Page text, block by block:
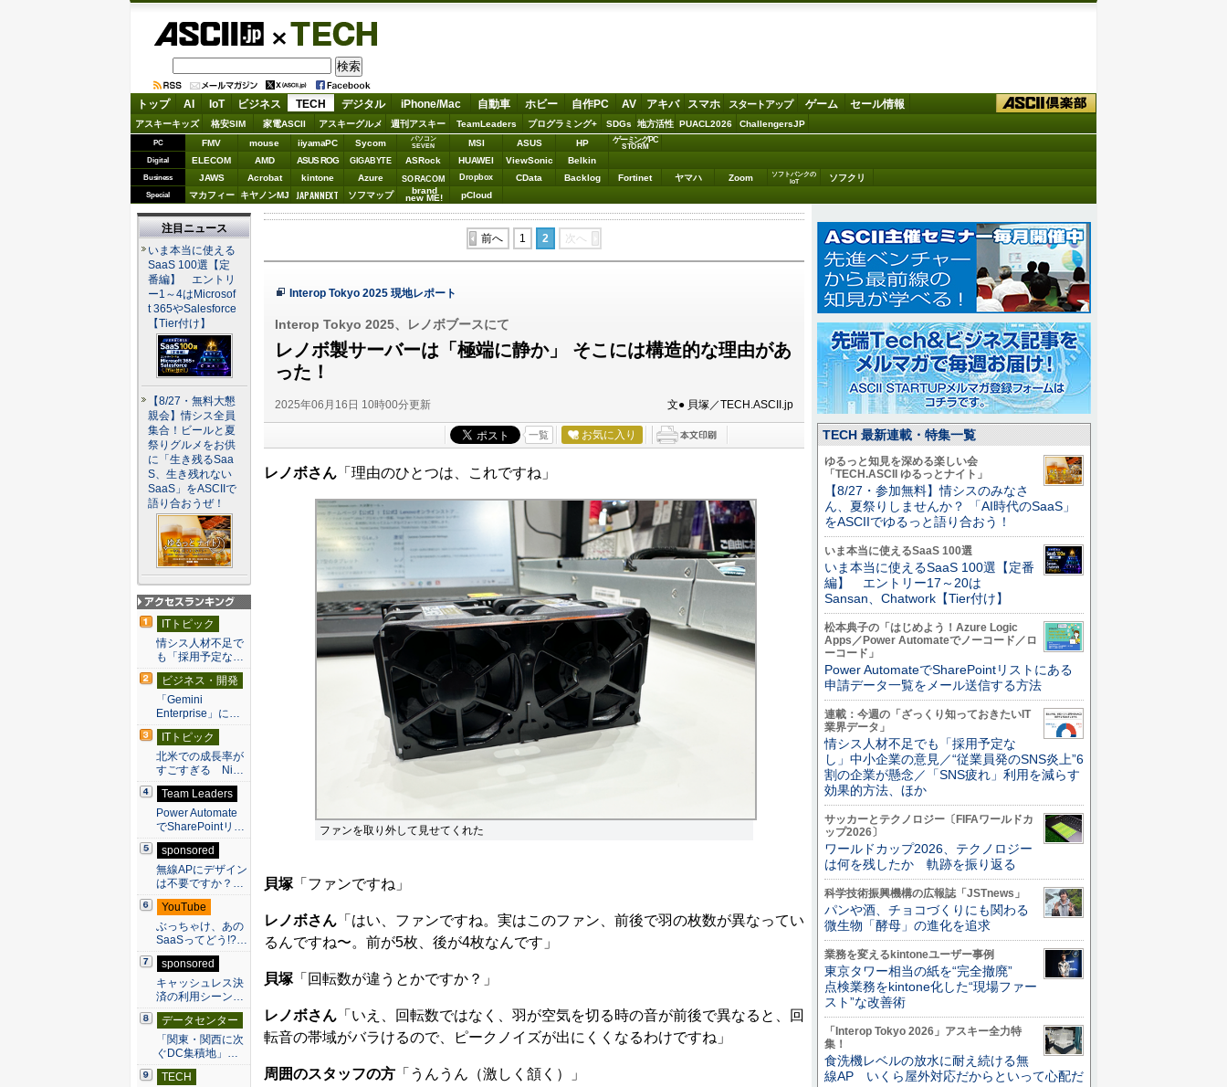
TECH
トップ AI IoT ビジネス TECH デジタル iPhone/Mac 自動車 ホビー 自作PC AV アキバ スマホ スタートアップ ゲーム セール情報
アスキーキッズ 格安SIM 家電ASCII アスキーグルメ 週刊アスキー TeamLeaders プログラミング+ SDGs 地方活性 PUACL2026 ChallengersJP
PC FMV mouse iiyamaPC Sycom
パソコン
SEVEN
MSI ASUS HP ゲーミングPC
STORM
Digital ELECOM AMD ASUS ROG GIGABYTE ASRock HUAWEI ViewSonic Belkin
Business JAWS Acrobat kintone Azure SORACOM Dropbox CData Backlog Fortinet ヤマハ Zoom
ソフトバンクの
IoT
ソフクリ
Special マカフィー キヤノンMJ JAPANNEXT ソフマップ brand
new ME! pCloud
前へ 1 2 次へ
Interop Tokyo 2025 現地レポート
Interop Tokyo 2025、レノボブースにて
レノボ製サーバーは「極端に静か」 そこには構造的な理由があ
った！
2025年06月16日 10時00分更新 文● 貝塚／TECH.ASCII.jp
一覧 お気に入り
レノボさん 「理由のひとつは、これですね」
ファンを取り外して見せてくれた
貝塚「ファンですね」
レノボさん 「はい、ファンですね。実はこのファン、前後で羽の枚数が異なってい
るんですね〜。前が5枚、後が4枚なんです」
貝塚「回転数が違うとかですか？」
レノボさん 「いえ、回転数ではなく、羽が空気を切る時の音が前後で異なると、回
転音の帯域がバラけるので、ピークノイズが出にくくなるわけですね」
周囲のスタッフの方 「うんうん（激しく頷く）」
注目ニュース
いま本当に使える
SaaS 100選【定
番編】 エントリ
ー1～4はMicrosof
t 365やSalesforce
【Tier付け】
【8/27・無料大懇
親会】情シス全員
集合！ビールと夏
祭りグルメをお供
に「生き残るSaa
S、生き残れない
SaaS」をASCIIで
語り合おうぜ！
アクセスランキン
グ
ITトピック
情シス人材不足で
も「採用予定な…
ビジネス・開発
「Gemini
Enterprise」に…
ITトピック
北米での成長率が
すごすぎる Ni…
Team Leaders
Power Automate
でSharePointリ…
sponsored
無線APにデザイン
は不要ですか？…
YouTube
ぶっちゃけ、あの
SaaSってどう!?…
sponsored
キャッシュレス決
済の利用シーン…
データセンター
「関東・関西に次
ぐDC集積地」…
TECH
TECH 最新連載・特集一覧
ゆるっと知見を深める楽しい会
「TECH.ASCII ゆるっとナイト」
【8/27・参加無料】情シスのみなさ
ん、夏祭りしませんか？ 「AI時代のSaaS」
をASCIIでゆるっと語り合おう！
いま本当に使えるSaaS 100選
いま本当に使えるSaaS 100選【定番
編】 エントリー17～20は
Sansan、Chatwork【Tier付け】
松本典子の「はじめよう！Azure Logic
Apps／Power Automateでノーコード／ロ
ーコード」
Power AutomateでSharePointリストにある
申請データ一覧をメール送信する方法
連載：今週の「ざっくり知っておきたいIT
業界データ」
情シス人材不足でも「採用予定な
し」中小企業の意見／“従業員発のSNS炎上”6
割の企業が懸念／「SNS疲れ」利用を減らす
効果的方法、ほか
サッカーとテクノロジー〔FIFAワールドカ
ップ2026〕
ワールドカップ2026、テクノロジー
は何を残したか 軌跡を振り返る
科学技術振興機構の広報誌「JSTnews」
パンや酒、チョコづくりにも関わる
微生物「酵母」の進化を追求
業務を変えるkintoneユーザー事例
東京タワー相当の紙を“完全撤廃”
点検業務をkintone化した“現場ファー
スト”な改善術
「Interop Tokyo 2026」アスキー全力特
集！
食洗機レベルの放水に耐え続ける無
線AP いくら屋外対応だからといって心配だ